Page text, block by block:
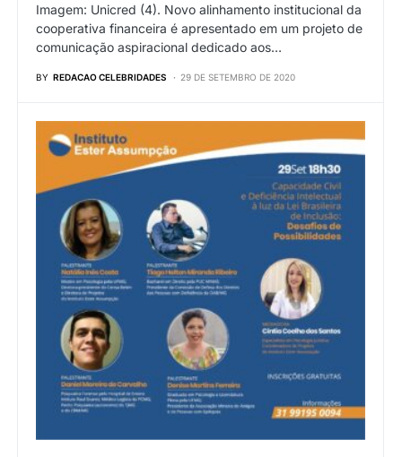
Imagem: Unicred (4). Novo alinhamento institucional da
cooperativa financeira é apresentado em um projeto de
comunicação aspiracional dedicado aos…
BY REDACAO CELEBRIDADES 29 DE SETEMBRO DE 2020